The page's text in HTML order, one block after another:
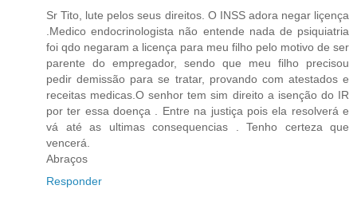
Sr Tito, lute pelos seus direitos. O INSS adora negar liçença
.Medico endocrinologista não entende nada de psiquiatria
foi qdo negaram a licença para meu filho pelo motivo de ser
parente do empregador, sendo que meu filho precisou
pedir demissão para se tratar, provando com atestados e
receitas medicas.O senhor tem sim direito a isenção do IR
por ter essa doença . Entre na justiça pois ela resolverá e
vá até as ultimas consequencias . Tenho certeza que
vencerá.
Abraços
Responder